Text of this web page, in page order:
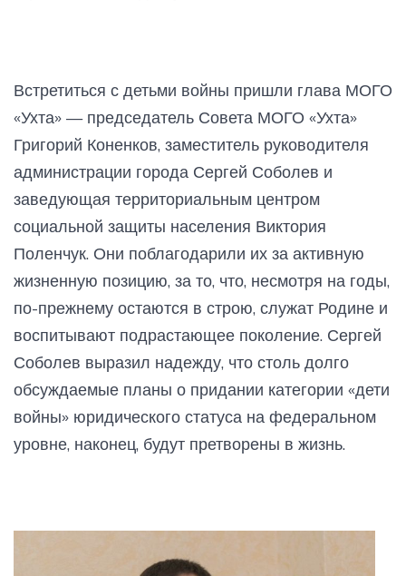
Встретиться с детьми войны пришли глава МОГО
«Ухта» — председатель Совета МОГО «Ухта»
Григорий Коненков, заместитель руководителя
администрации города Сергей Соболев и
заведующая территориальным центром
социальной защиты населения Виктория
Поленчук. Они поблагодарили их за активную
жизненную позицию, за то, что, несмотря на годы,
по-прежнему остаются в строю, служат Родине и
воспитывают подрастающее поколение. Сергей
Соболев выразил надежду, что столь долго
обсуждаемые планы о придании категории «дети
войны» юридического статуса на федеральном
уровне, наконец, будут претворены в жизнь.